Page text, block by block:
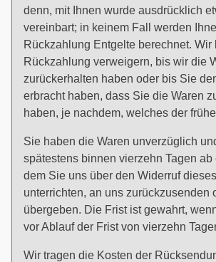
denn, mit Ihnen wurde ausdrücklich
vereinbart; in keinem Fall werden
Rückzahlung Entgelte berechnet. Wir
Rückzahlung verweigern, bis wir die
zurückerhalten haben oder bis Sie
erbracht haben, dass Sie die Waren
haben, je nachdem, welches der
Sie haben die Waren unverzüglich
spätestens binnen vierzehn Tagen ab
dem Sie uns über den Widerruf
unterrichten, an uns zurückzusenden
übergeben. Die Frist ist gewahrt,
vor Ablauf der Frist von vierzehn
Wir tragen die Kosten der